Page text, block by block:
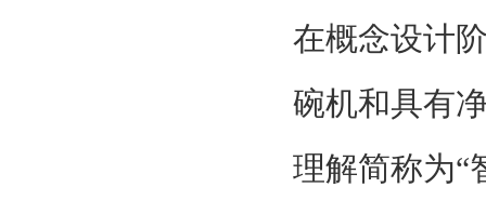
在概念设计
碗机和具有
理解简称为“